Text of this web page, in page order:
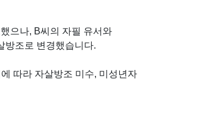
으나, B씨의 자필 유서와
방조로 변경했습니다.
따라 자살방조 미수, 미성년자